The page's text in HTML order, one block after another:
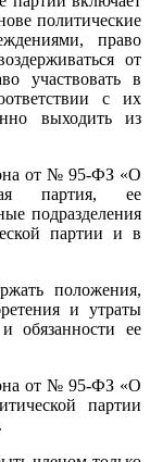
политические
право
от
участвовать в
с их
выходить из
от № 95-ФЗ «О
партия, ее
подразделения
партии и в
положения,
и утраты
обязанности ее
от № 95-ФЗ «О
партии